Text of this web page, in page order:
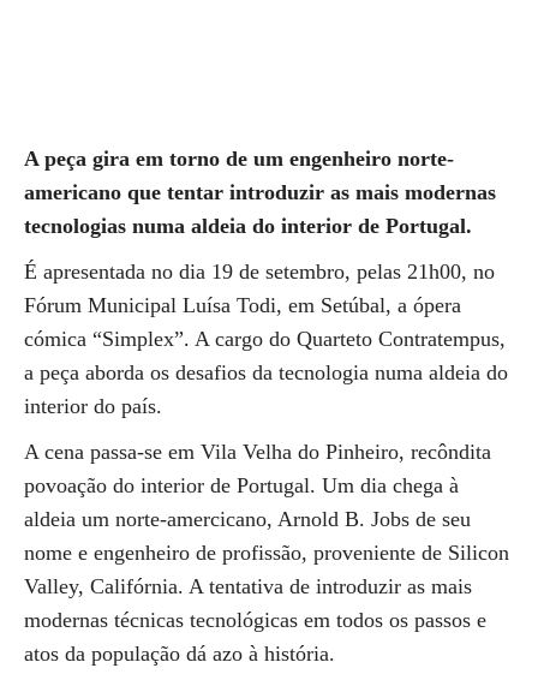
A peça gira em torno de um engenheiro norte-
americano que tentar introduzir as mais modernas
tecnologias numa aldeia do interior de Portugal.
É apresentada no dia 19 de setembro, pelas 21h00, no
Fórum Municipal Luísa Todi, em Setúbal, a ópera
cómica “Simplex”. A cargo do Quarteto Contratempus,
a peça aborda os desafios da tecnologia numa aldeia do
interior do país.
A cena passa-se em Vila Velha do Pinheiro, recôndita
povoação do interior de Portugal. Um dia chega à
aldeia um norte-amercicano, Arnold B. Jobs de seu
nome e engenheiro de profissão, proveniente de Silicon
Valley, Califórnia. A tentativa de introduzir as mais
modernas técnicas tecnológicas em todos os passos e
atos da população dá azo à história.